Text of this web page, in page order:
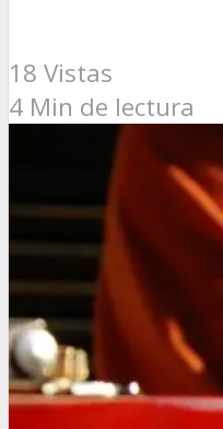
18 Vistas
4 Min de lectura